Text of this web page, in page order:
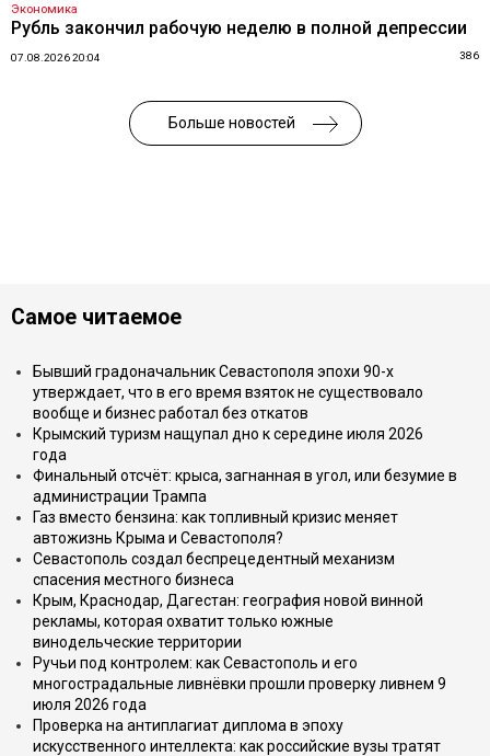
Экономика
Рубль закончил рабочую неделю в полной депрессии
07.08.2026 20:04 386
Больше новостей
Самое читаемое
Бывший градоначальник Севастополя эпохи 90-х
утверждает, что в его время взяток не существовало
вообще и бизнес работал без откатов
Крымский туризм нащупал дно к середине июля 2026
года
Финальный отсчёт: крыса, загнанная в угол, или безумие в
администрации Трампа
Газ вместо бензина: как топливный кризис меняет
автожизнь Крыма и Севастополя?
Севастополь создал беспрецедентный механизм
спасения местного бизнеса
Крым, Краснодар, Дагестан: география новой винной
рекламы, которая охватит только южные
винодельческие территории
Ручьи под контролем: как Севастополь и его
многострадальные ливнёвки прошли проверку ливнем 9
июля 2026 года
Проверка на антиплагиат диплома в эпоху
искусственного интеллекта: как российские вузы тратят